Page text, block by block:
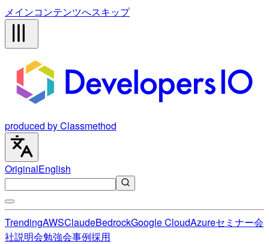
メインコンテンツへスキップ
produced by Classmethod
OriginalEnglish
TrendingAWSClaudeBedrockGoogle CloudAzureセミナー会
社説明会勉強会事例採用